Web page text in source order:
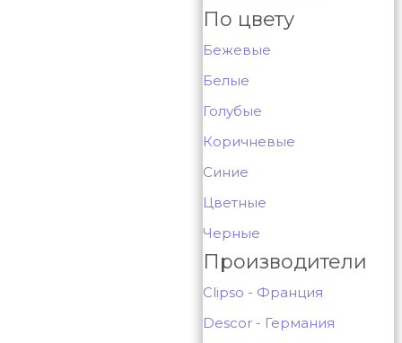
По цвету
Бежевые
Белые
Голубые
Коричневые
Синие
Цветные
Черные
Производители
Clipso - Франция
Descor - Германия